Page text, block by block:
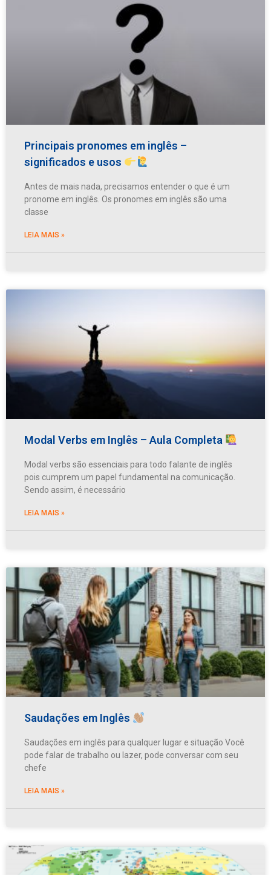
Principais pronomes em inglês –
significados e usos
Antes de mais nada, precisamos entender o que é um
pronome em inglês. Os pronomes em inglês são uma
classe
LEIA MAIS »
Modal Verbs em Inglês – Aula Completa
Modal verbs são essenciais para todo falante de inglês
pois cumprem um papel fundamental na comunicação.
Sendo assim, é necessário
LEIA MAIS »
Saudações em Inglês
Saudações em inglês para qualquer lugar e situação Você
pode falar de trabalho ou lazer, pode conversar com seu
chefe
LEIA MAIS »